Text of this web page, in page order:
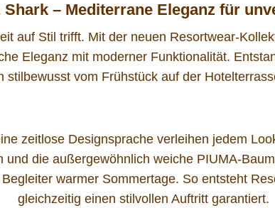
– Mediterrane Eleganz für
auf Stil trifft. Mit der neuen Resortwear-
Eleganz mit moderner Funktionalität.
stilbewusst vom Frühstück auf der
zeitlose Designsprache verleihen jedem
die außergewöhnlich weiche PIUMA-
warmer Sommertage. So entsteht
gleichzeitig einen stilvollen Auftritt garantiert.